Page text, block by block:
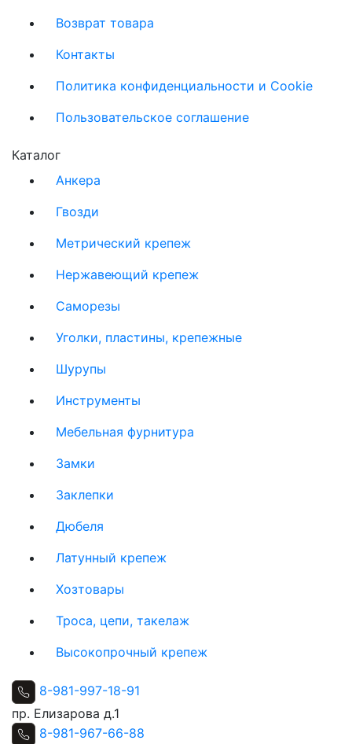
Возврат товара
Контакты
Политика конфиденциальности и Cookie
Пользовательское соглашение
Каталог
Анкера
Гвозди
Метрический крепеж
Нержавеющий крепеж
Саморезы
Уголки, пластины, крепежные
Шурупы
Инструменты
Мебельная фурнитура
Замки
Заклепки
Дюбеля
Латунный крепеж
Хозтовары
Троса, цепи, такелаж
Высокопрочный крепеж
8-981-997-18-91
пр. Елизарова д.1
8-981-967-66-88